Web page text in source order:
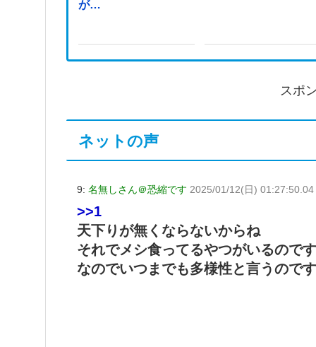
が…
スポ
ネットの声
9: 名無しさん＠恐縮です 2025/01/12(日)
>>1
天下りが無くならないからね
それでメシ食ってるやつがいるのです
なのでいつまでも多様性と言うのです